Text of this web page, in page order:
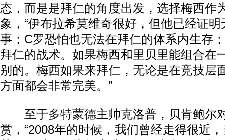
态，而是是拜仁的角度出发，选择梅西作
象，“伊布拉希莫维奇很好，但他已经证
事；C罗恐怕也无法在拜仁的体系内生存
拜仁的战术。如果梅西和里贝里能组合在
别的。梅西如果来拜仁，无论是在竞技层
方面都会非常完美。”
至于多特蒙德主帅克洛普，贝肯鲍尔
赏，“2008年的时候，我们曾经走得很近